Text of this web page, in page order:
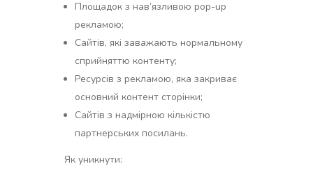
Площадок з нав’язливою pop-up
рекламою;
Сайтів, які заважають нормальному
сприйняттю контенту;
Ресурсів з рекламою, яка закриває
основний контент сторінки;
Сайтів з надмірною кількістю
партнерських посилань.
Як уникнути: